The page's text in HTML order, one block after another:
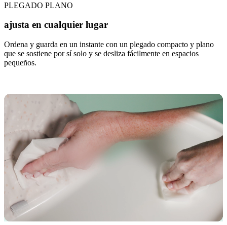
PLEGADO PLANO
ajusta en cualquier lugar
Ordena y guarda en un instante con un plegado compacto y plano
que se sostiene por sí solo y se desliza fácilmente en espacios
pequeños.